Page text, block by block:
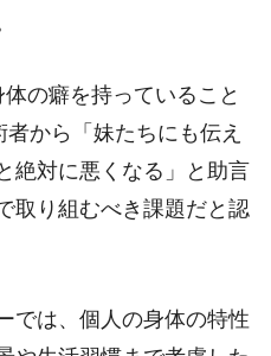
の癖を持っていること
から「妹たちにも伝え
絶対に悪くなる」と助言
取り組むべき課題だと認
では、個人の身体の特性